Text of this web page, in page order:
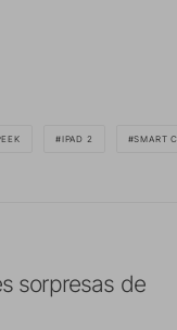
IPAD 2 SMART
sorpresas de